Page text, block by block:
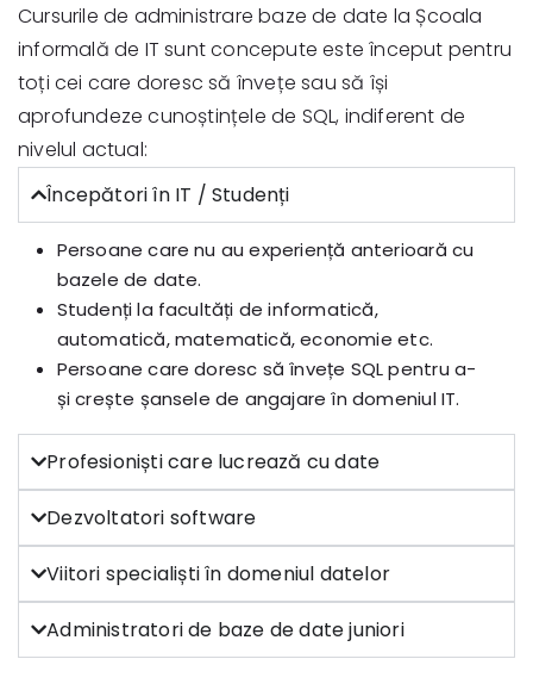
Cursurile de administrare baze de date la Școala
informală de IT sunt concepute este început pentru
toți cei care doresc să învețe sau să își
aprofundeze cunoștințele de SQL, indiferent de
nivelul actual:
Începători în IT / Studenți
Persoane care nu au experiență anterioară cu
bazele de date.
Studenți la facultăți de informatică,
automatică, matematică, economie etc.
Persoane care doresc să învețe SQL pentru a-
și crește șansele de angajare în domeniul IT.
Profesioniști care lucrează cu date
Dezvoltatori software
Viitori specialiști în domeniul datelor
Administratori de baze de date juniori